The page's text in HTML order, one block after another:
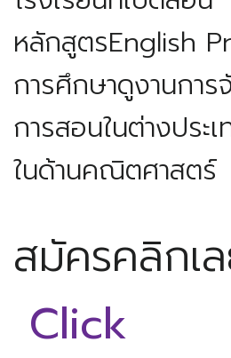
หลักสูตรEnglish
การศึกษาดูงานการ
การสอนในต่างประ
ในด้านคณิตศาสตร์
สมัครคลิกเ
Click